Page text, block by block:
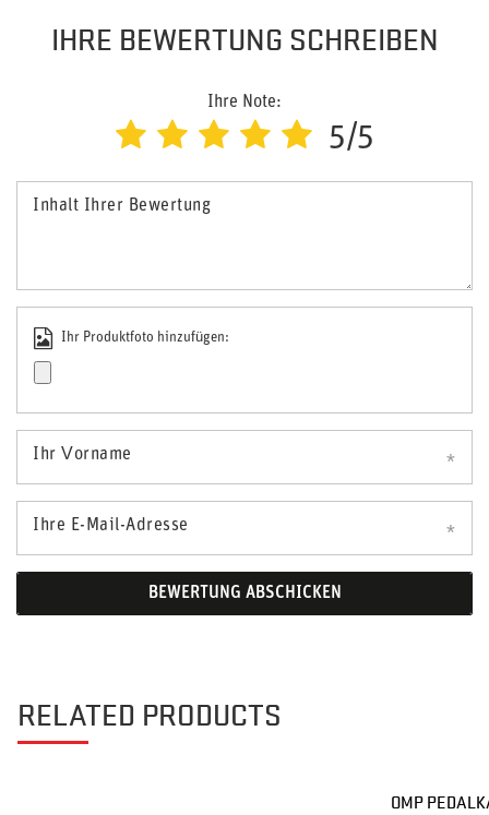
IHRE BEWERTUNG SCHREIBEN
Ihre Note:
5/5
Inhalt Ihrer Bewertung
Ihr Produktfoto hinzufügen:
Ihr Vorname
Ihre E-Mail-Adresse
BEWERTUNG ABSCHICKEN
RELATED PRODUCTS
OMP